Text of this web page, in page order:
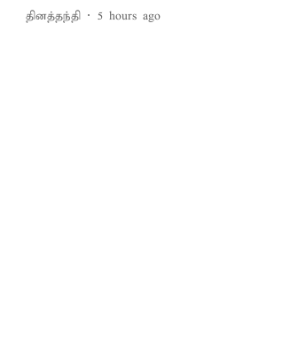
தினத்தந்தி 5 hours ago